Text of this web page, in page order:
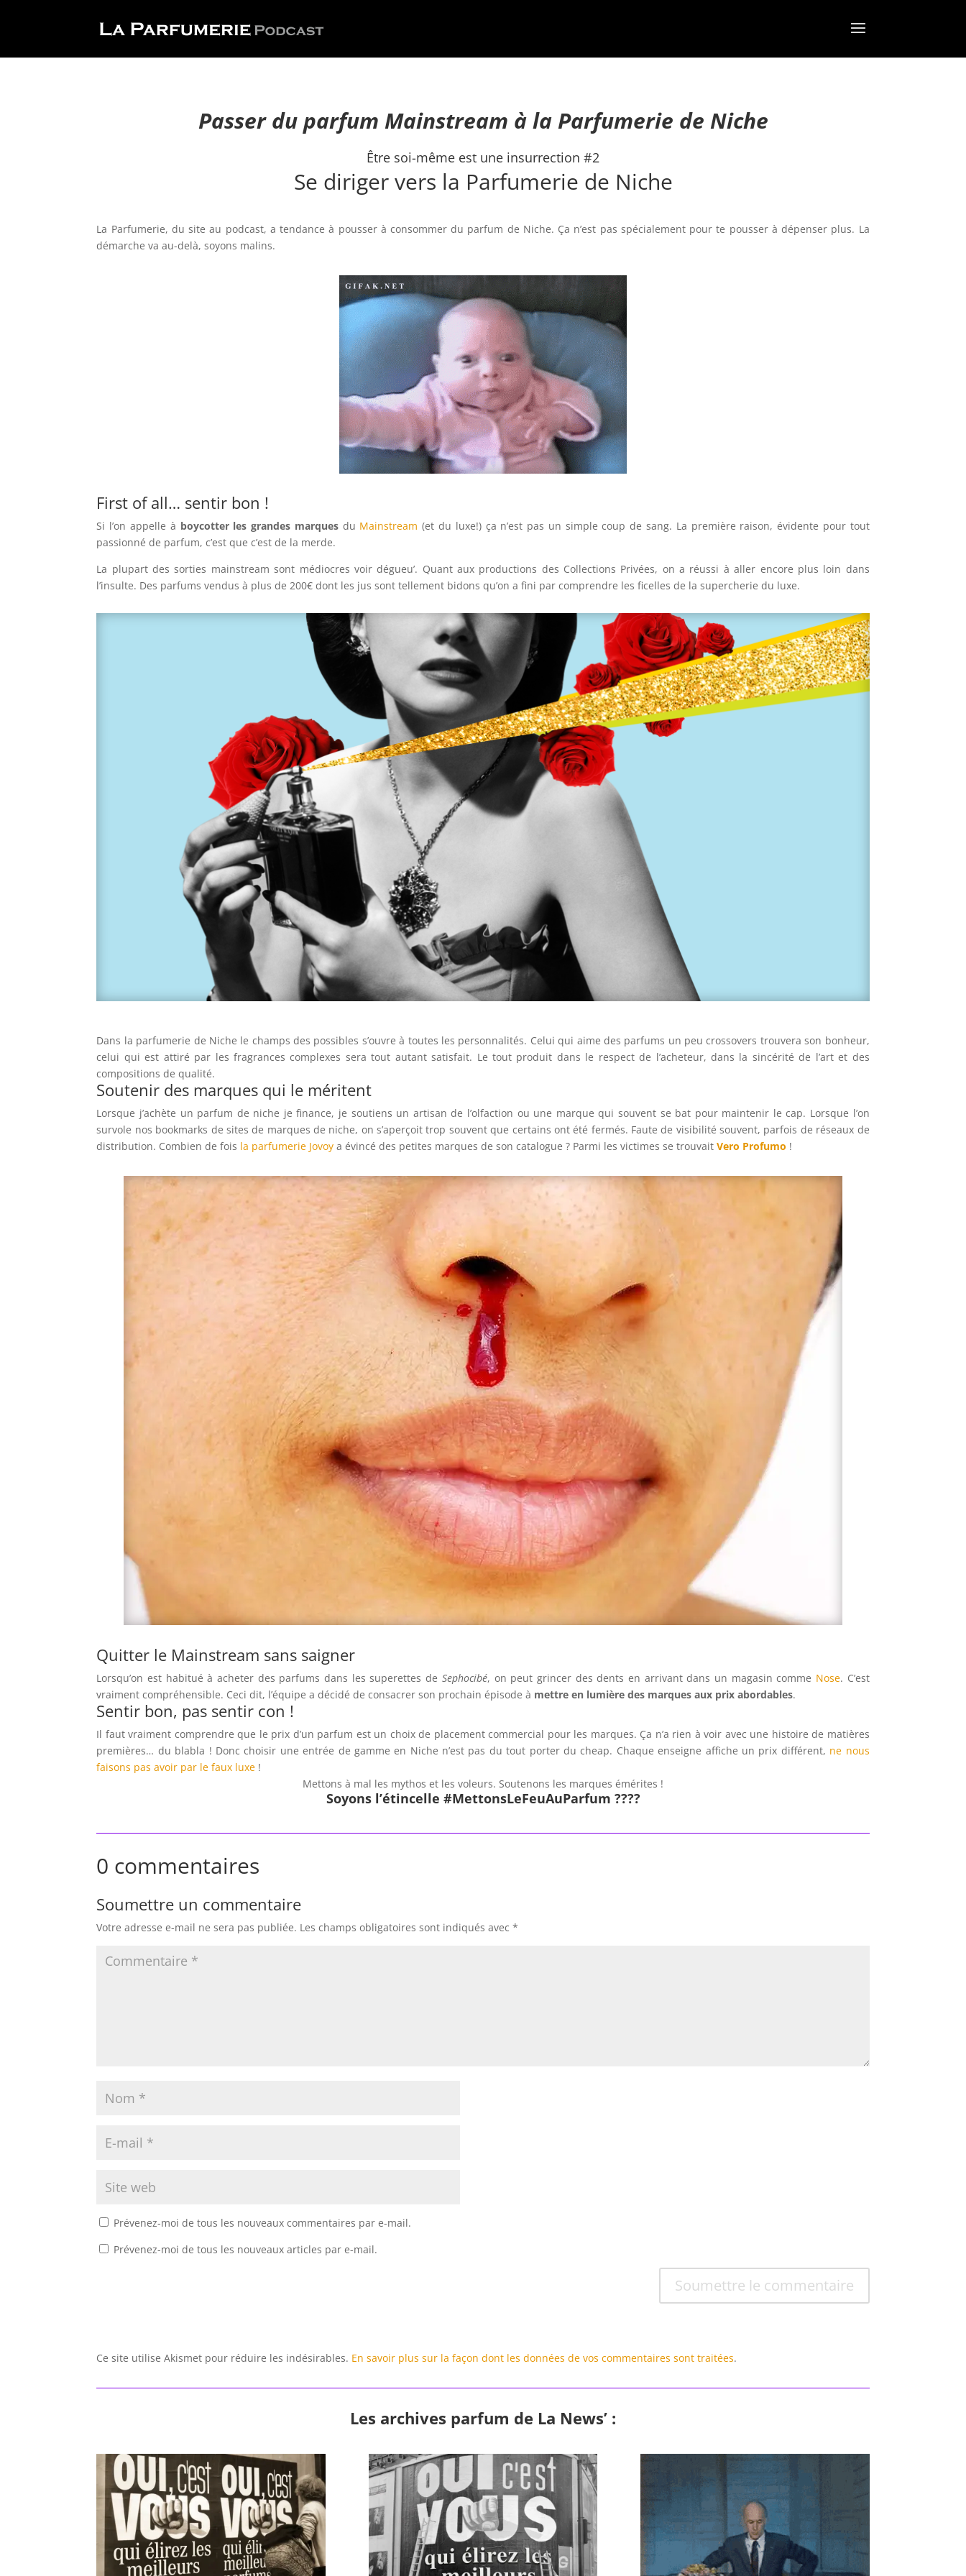
Passer du parfum Mainstream à la Parfumerie de Niche
Être soi-même est une insurrection #2
Se diriger vers la Parfumerie de Niche
La Parfumerie, du site au podcast, a tendance à pousser à consommer du parfum de Niche. Ça n’est pas spécialement pour te pousser à dépenser plus. La
démarche va au-delà, soyons malins.
First of all… sentir bon !
Si l’on appelle à boycotter les grandes marques du Mainstream (et du luxe!) ça n’est pas un simple coup de sang. La première raison, évidente pour tout
passionné de parfum, c’est que c’est de la merde.
La plupart des sorties mainstream sont médiocres voir dégueu’. Quant aux productions des Collections Privées, on a réussi à aller encore plus loin dans
l’insulte. Des parfums vendus à plus de 200€ dont les jus sont tellement bidons qu’on a fini par comprendre les ficelles de la supercherie du luxe.
Dans la parfumerie de Niche le champs des possibles s’ouvre à toutes les personnalités. Celui qui aime des parfums un peu crossovers trouvera son bonheur,
celui qui est attiré par les fragrances complexes sera tout autant satisfait. Le tout produit dans le respect de l’acheteur, dans la sincérité de l’art et des
compositions de qualité.
Soutenir des marques qui le méritent
Lorsque j’achète un parfum de niche je finance, je soutiens un artisan de l’olfaction ou une marque qui souvent se bat pour maintenir le cap. Lorsque l’on
survole nos bookmarks de sites de marques de niche, on s’aperçoit trop souvent que certains ont été fermés. Faute de visibilité souvent, parfois de réseaux de
distribution. Combien de fois la parfumerie Jovoy a évincé des petites marques de son catalogue ? Parmi les victimes se trouvait Vero Profumo !
Quitter le Mainstream sans saigner
Lorsqu’on est habitué à acheter des parfums dans les superettes de Sephocibé, on peut grincer des dents en arrivant dans un magasin comme Nose. C’est
vraiment compréhensible. Ceci dit, l’équipe a décidé de consacrer son prochain épisode à mettre en lumière des marques aux prix abordables.
Sentir bon, pas sentir con !
Il faut vraiment comprendre que le prix d’un parfum est un choix de placement commercial pour les marques. Ça n’a rien à voir avec une histoire de matières
premières… du blabla ! Donc choisir une entrée de gamme en Niche n’est pas du tout porter du cheap. Chaque enseigne affiche un prix différent, ne nous
faisons pas avoir par le faux luxe !
Mettons à mal les mythos et les voleurs. Soutenons les marques émérites !
Soyons l’étincelle #MettonsLeFeuAuParfum ????
0 commentaires
Soumettre un commentaire
Votre adresse e-mail ne sera pas publiée. Les champs obligatoires sont indiqués avec*
Prévenez-moi de tous les nouveaux commentaires par e-mail.
Prévenez-moi de tous les nouveaux articles par e-mail.
Soumettre le commentaire
Ce site utilise Akismet pour réduire les indésirables. En savoir plus sur la façon dont les données de vos commentaires sont traitées.
Les archives parfum de La News’ :